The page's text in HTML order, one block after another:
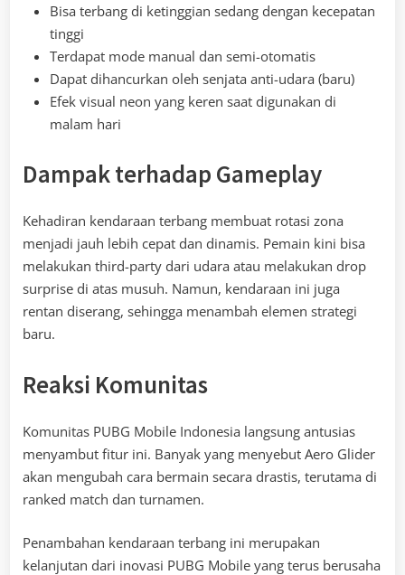
Bisa terbang di ketinggian sedang dengan kecepatan
tinggi
Terdapat mode manual dan semi-otomatis
Dapat dihancurkan oleh senjata anti-udara (baru)
Efek visual neon yang keren saat digunakan di
malam hari
Dampak terhadap Gameplay
Kehadiran kendaraan terbang membuat rotasi zona
menjadi jauh lebih cepat dan dinamis. Pemain kini bisa
melakukan third-party dari udara atau melakukan drop
surprise di atas musuh. Namun, kendaraan ini juga
rentan diserang, sehingga menambah elemen strategi
baru.
Reaksi Komunitas
Komunitas PUBG Mobile Indonesia langsung antusias
menyambut fitur ini. Banyak yang menyebut Aero Glider
akan mengubah cara bermain secara drastis, terutama di
ranked match dan turnamen.
Penambahan kendaraan terbang ini merupakan
kelanjutan dari inovasi PUBG Mobile yang terus berusaha